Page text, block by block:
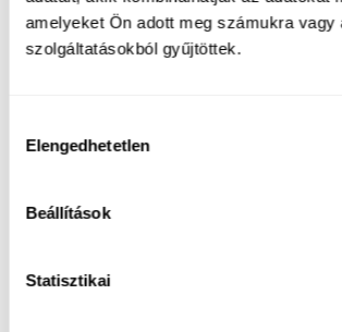
amelyeket Ön adott meg számukra
szolgáltatásokból gyűjtöttek.
kiválasztása
Elengedhetetlen
Beállítások
Statisztikai